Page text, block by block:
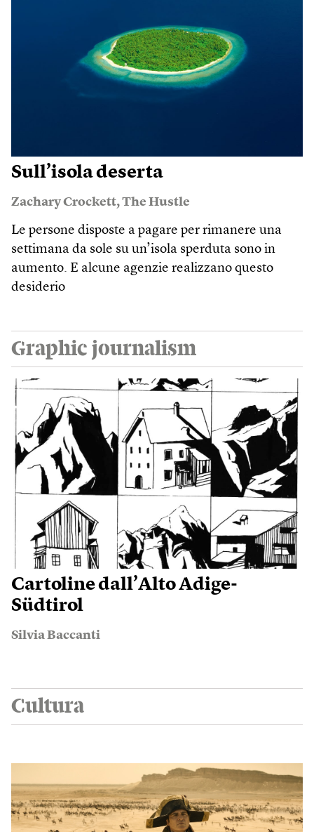
Sull’isola deserta
Zachary Crockett,The Hustle
Le persone disposte a pagare per rimanere una
settimana da sole su un’isola sperduta sono in
aumento. E alcune agenzie realizzano questo
desiderio
Graphic journalism
Cartoline dall’Alto Adige-
Südtirol
Silvia Baccanti
Cultura